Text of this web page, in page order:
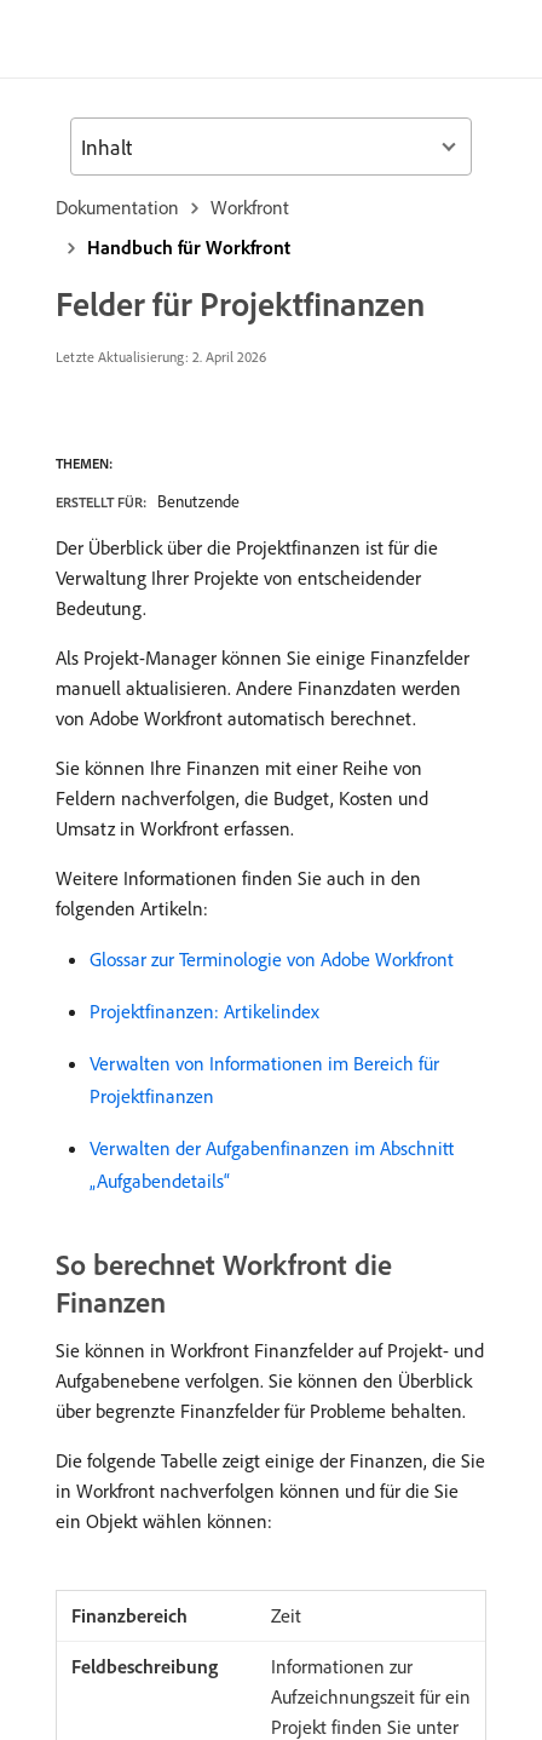
Dokumentation
Workfront
Handbuch für Workfront
Felder für Projektfinanzen
Letzte Aktualisierung: 2. April 2026
THEMEN:
ERSTELLT FÜR: Benutzende
Der Überblick über die Projektfinanzen ist für die
Verwaltung Ihrer Projekte von entscheidender
Bedeutung.
Als Projekt-Manager können Sie einige Finanzfelder
manuell aktualisieren. Andere Finanzdaten werden
von Adobe Workfront automatisch berechnet.
Sie können Ihre Finanzen mit einer Reihe von
Feldern nachverfolgen, die Budget, Kosten und
Umsatz in Workfront erfassen.
Weitere Informationen finden Sie auch in den
folgenden Artikeln:
Glossar zur Terminologie von Adobe Workfront
Projektfinanzen: Artikelindex
Verwalten von Informationen im Bereich für
Projektfinanzen
Verwalten der Aufgabenfinanzen im Abschnitt
„Aufgabendetails“
So berechnet Workfront die
Finanzen
Sie können in Workfront Finanzfelder auf Projekt- und
Aufgabenebene verfolgen. Sie können den Überblick
über begrenzte Finanzfelder für Probleme behalten.
Die folgende Tabelle zeigt einige der Finanzen, die Sie
in Workfront nachverfolgen können und für die Sie
ein Objekt wählen können:
Zeit
Informationen zur
Aufzeichnungszeit für ein
Projekt finden Sie unter
Inhalt